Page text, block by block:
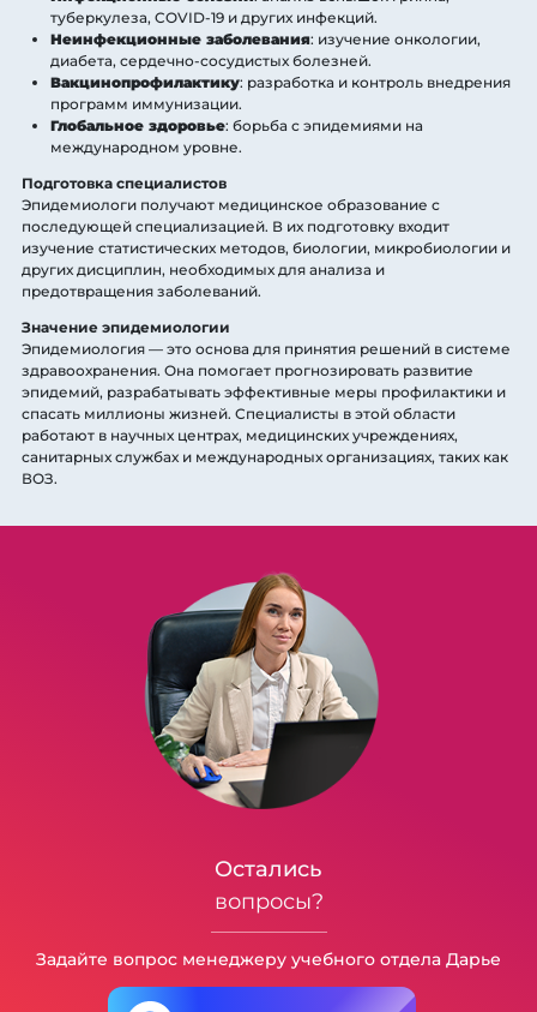
туберкулеза, COVID-19 и других инфекций.
Неинфекционные заболевания: изучение онкологии,
диабета, сердечно-сосудистых болезней.
Вакцинопрофилактику: разработка и контроль внедрения
программ иммунизации.
Глобальное здоровье: борьба с эпидемиями на
международном уровне.
Подготовка специалистов
Эпидемиологи получают медицинское образование с
последующей специализацией. В их подготовку входит
изучение статистических методов, биологии, микробиологии и
других дисциплин, необходимых для анализа и
предотвращения заболеваний.
Значение эпидемиологии
Эпидемиология — это основа для принятия решений в системе
здравоохранения. Она помогает прогнозировать развитие
эпидемий, разрабатывать эффективные меры профилактики и
спасать миллионы жизней. Специалисты в этой области
работают в научных центрах, медицинских учреждениях,
санитарных службах и международных организациях, таких как
ВОЗ.
Остались
вопросы?
Задайте вопрос менеджеру учебного отдела Дарье